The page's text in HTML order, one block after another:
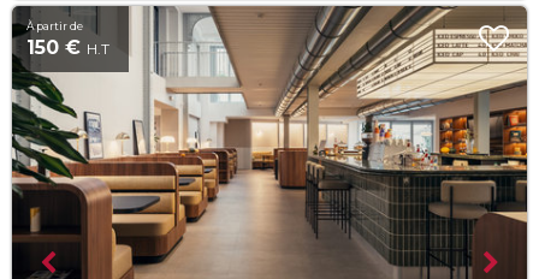
À partir de
150 € H.T